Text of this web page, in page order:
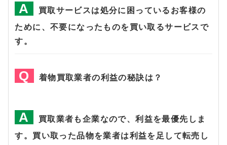
買取サービスは処分に困っているお客様の
ために、不要になったものを買い取るサービスで
す。
着物買取業者の利益の秘訣は？
買取業者も企業なので、利益を最優先しま
す。買い取った品物を業者は利益を足して転売し